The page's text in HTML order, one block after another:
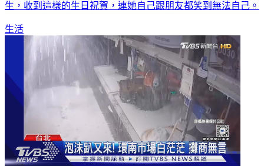
生，收到這樣的生日祝賀，連她自己跟朋友都笑到無法自己。
生活